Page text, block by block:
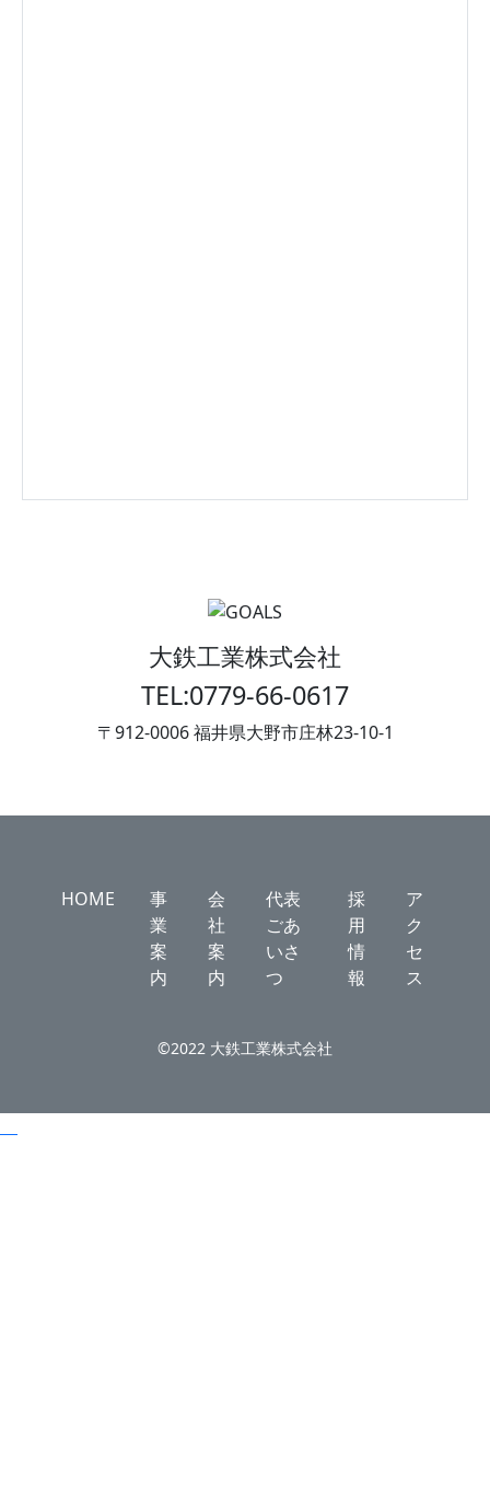
大鉄工業株式会社
TEL:0779-66-0617
〒912-0006 福井県大野市庄林23-10-1
HOME
事
業
案
内
会
社
案
内
代表
ごあ
いさ
つ
採
用
情
報
ア
ク
セ
ス
©2022 大鉄工業株式会社